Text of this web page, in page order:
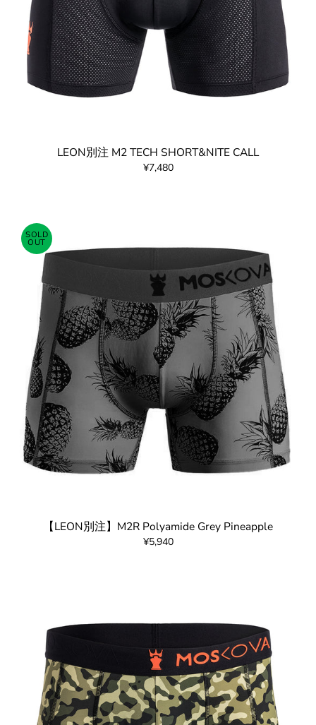
LEON別注 M2 TECH SHORT&NITE CALL
¥7,480
SOLD
OUT
【LEON別注】M2R Polyamide Grey Pineapple
¥5,940